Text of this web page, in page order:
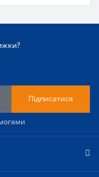
Підписатися